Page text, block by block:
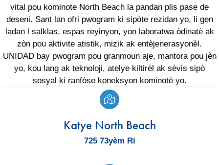
vital pou kominote North Beach la pandan plis pase de
deseni. Sant lan ofri pwogram ki sipòte rezidan yo, li gen
ladan l salklas, espas reyinyon, yon laboratwa òdinatè ak
zòn pou aktivite atistik, mizik ak entèjenerasyonèl.
UNIDAD bay pwogram pou granmoun aje, mantora pou jèn
yo, kou lang ak teknoloji, atelye kiltirèl ak sèvis sipò
sosyal ki ranfòse koneksyon kominotè yo.
Katye North Beach
725 73yèm Ri